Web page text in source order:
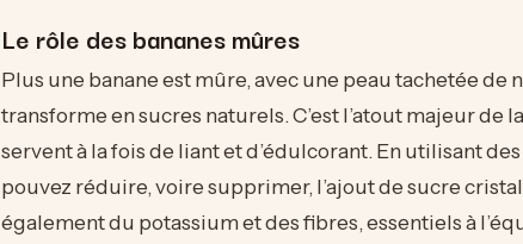
Le rôle des bananes mûres
Plus une banane est mûre, avec une peau tachetée de
transforme en sucres naturels. C’est l’atout majeur de la
servent à la fois de liant et d’édulcorant. En utilisant
pouvez réduire, voire supprimer, l’ajout de sucre
également du potassium et des fibres, essentiels à